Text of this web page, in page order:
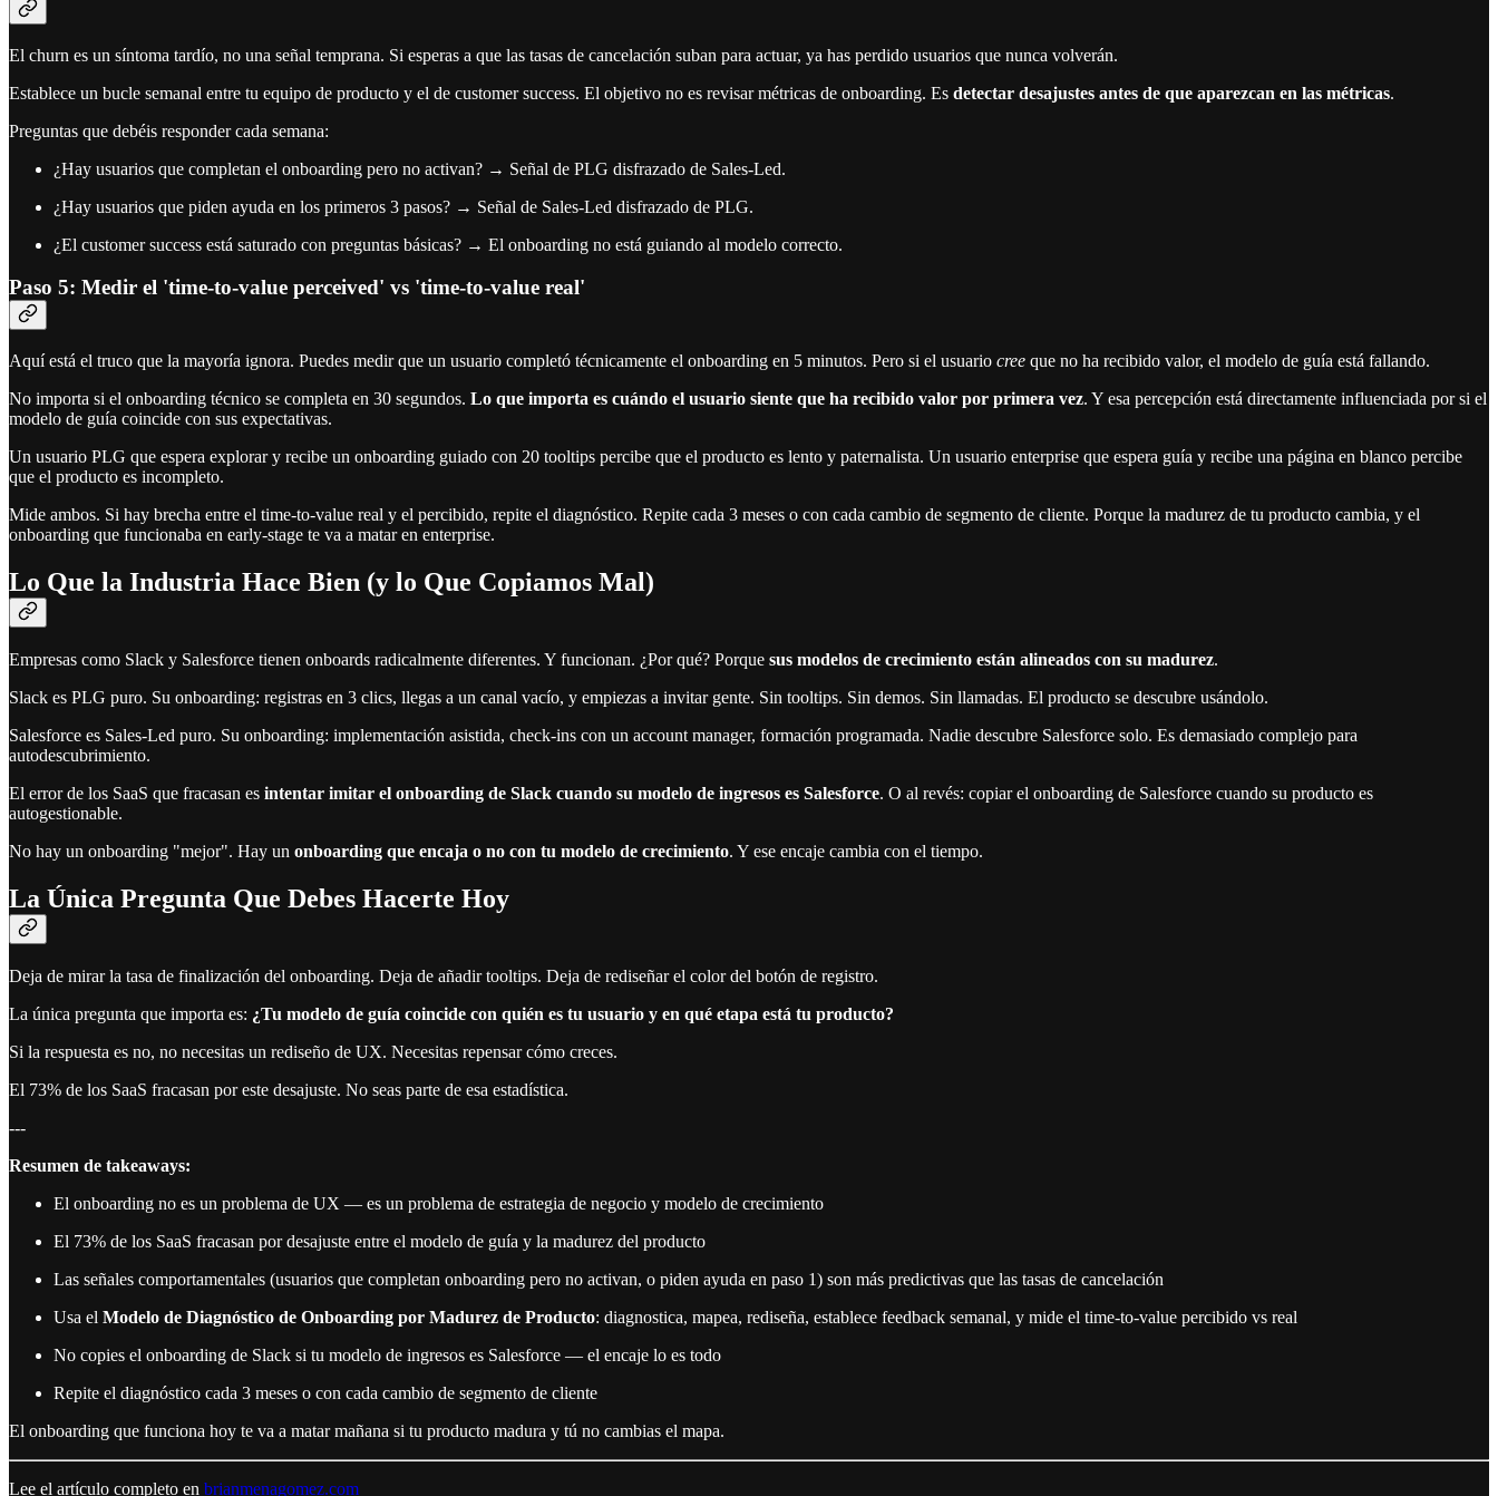
El churn es un síntoma tardío, no una señal temprana. Si esperas a que las tasas de cancelación suban para actuar, ya has perdido usuarios que nunca volverán.
Establece un bucle semanal entre tu equipo de producto y el de customer success. El objetivo no es revisar métricas de onboarding. Es detectar desajustes antes de que aparezcan en las métricas.
Preguntas que debéis responder cada semana:
¿Hay usuarios que completan el onboarding pero no activan? → Señal de PLG disfrazado de Sales-Led.
¿Hay usuarios que piden ayuda en los primeros 3 pasos? → Señal de Sales-Led disfrazado de PLG.
¿El customer success está saturado con preguntas básicas? → El onboarding no está guiando al modelo correcto.
Paso 5: Medir el 'time-to-value perceived' vs 'time-to-value real'
Aquí está el truco que la mayoría ignora. Puedes medir que un usuario completó técnicamente el onboarding en 5 minutos. Pero si el usuario cree que no ha recibido valor, el modelo de guía está fallando.
No importa si el onboarding técnico se completa en 30 segundos. Lo que importa es cuándo el usuario siente que ha recibido valor por primera vez. Y esa percepción está directamente influenciada por si el
modelo de guía coincide con sus expectativas.
Un usuario PLG que espera explorar y recibe un onboarding guiado con 20 tooltips percibe que el producto es lento y paternalista. Un usuario enterprise que espera guía y recibe una página en blanco percibe
que el producto es incompleto.
Mide ambos. Si hay brecha entre el time-to-value real y el percibido, repite el diagnóstico. Repite cada 3 meses o con cada cambio de segmento de cliente. Porque la madurez de tu producto cambia, y el
onboarding que funcionaba en early-stage te va a matar en enterprise.
Lo Que la Industria Hace Bien (y lo Que Copiamos Mal)
Empresas como Slack y Salesforce tienen onboards radicalmente diferentes. Y funcionan. ¿Por qué? Porque sus modelos de crecimiento están alineados con su madurez.
Slack es PLG puro. Su onboarding: registras en 3 clics, llegas a un canal vacío, y empiezas a invitar gente. Sin tooltips. Sin demos. Sin llamadas. El producto se descubre usándolo.
Salesforce es Sales-Led puro. Su onboarding: implementación asistida, check-ins con un account manager, formación programada. Nadie descubre Salesforce solo. Es demasiado complejo para
autodescubrimiento.
El error de los SaaS que fracasan es intentar imitar el onboarding de Slack cuando su modelo de ingresos es Salesforce. O al revés: copiar el onboarding de Salesforce cuando su producto es
autogestionable.
No hay un onboarding "mejor". Hay un onboarding que encaja o no con tu modelo de crecimiento. Y ese encaje cambia con el tiempo.
La Única Pregunta Que Debes Hacerte Hoy
Deja de mirar la tasa de finalización del onboarding. Deja de añadir tooltips. Deja de rediseñar el color del botón de registro.
La única pregunta que importa es: ¿Tu modelo de guía coincide con quién es tu usuario y en qué etapa está tu producto?
Si la respuesta es no, no necesitas un rediseño de UX. Necesitas repensar cómo creces.
El 73% de los SaaS fracasan por este desajuste. No seas parte de esa estadística.
---
Resumen de takeaways:
El onboarding no es un problema de UX — es un problema de estrategia de negocio y modelo de crecimiento
El 73% de los SaaS fracasan por desajuste entre el modelo de guía y la madurez del producto
Las señales comportamentales (usuarios que completan onboarding pero no activan, o piden ayuda en paso 1) son más predictivas que las tasas de cancelación
Usa el Modelo de Diagnóstico de Onboarding por Madurez de Producto: diagnostica, mapea, rediseña, establece feedback semanal, y mide el time-to-value percibido vs real
No copies el onboarding de Slack si tu modelo de ingresos es Salesforce — el encaje lo es todo
Repite el diagnóstico cada 3 meses o con cada cambio de segmento de cliente
El onboarding que funciona hoy te va a matar mañana si tu producto madura y tú no cambias el mapa.
Lee el artículo completo en brianmenagomez.com